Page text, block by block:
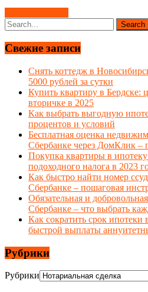
Свежие записи
Снять коттедж в
5000 рублей за сутки
Купить квартиру в Бердске:
вторичке в 2025
Как выбрать выгодную
процентов и условий
Бесплатная оценка
Сбербанке через ДомКлик –
Покупка квартиры в ипотеку
подоходного налога в 2023
Как быстро найти номер
Сбербанке – пошаговая
Обязательная и
Сбербанке – что выбрать
Как сократить срок ипотеки
быстрой выплаты
Рубрики
Рубрики